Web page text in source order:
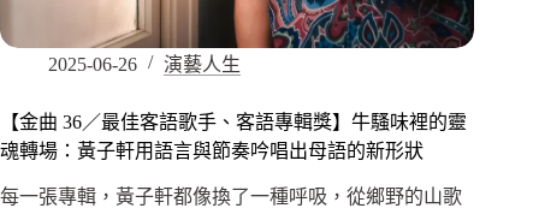
2025-06-26 演藝人生
【金曲 36／最佳客語歌手、客語專輯獎】牛騷味裡的靈
魂轉場：黃子軒用語言與節奏吟唱出母語的新形狀
每一張專輯，黃子軒都像換了一種呼吸，從鄉野的山歌